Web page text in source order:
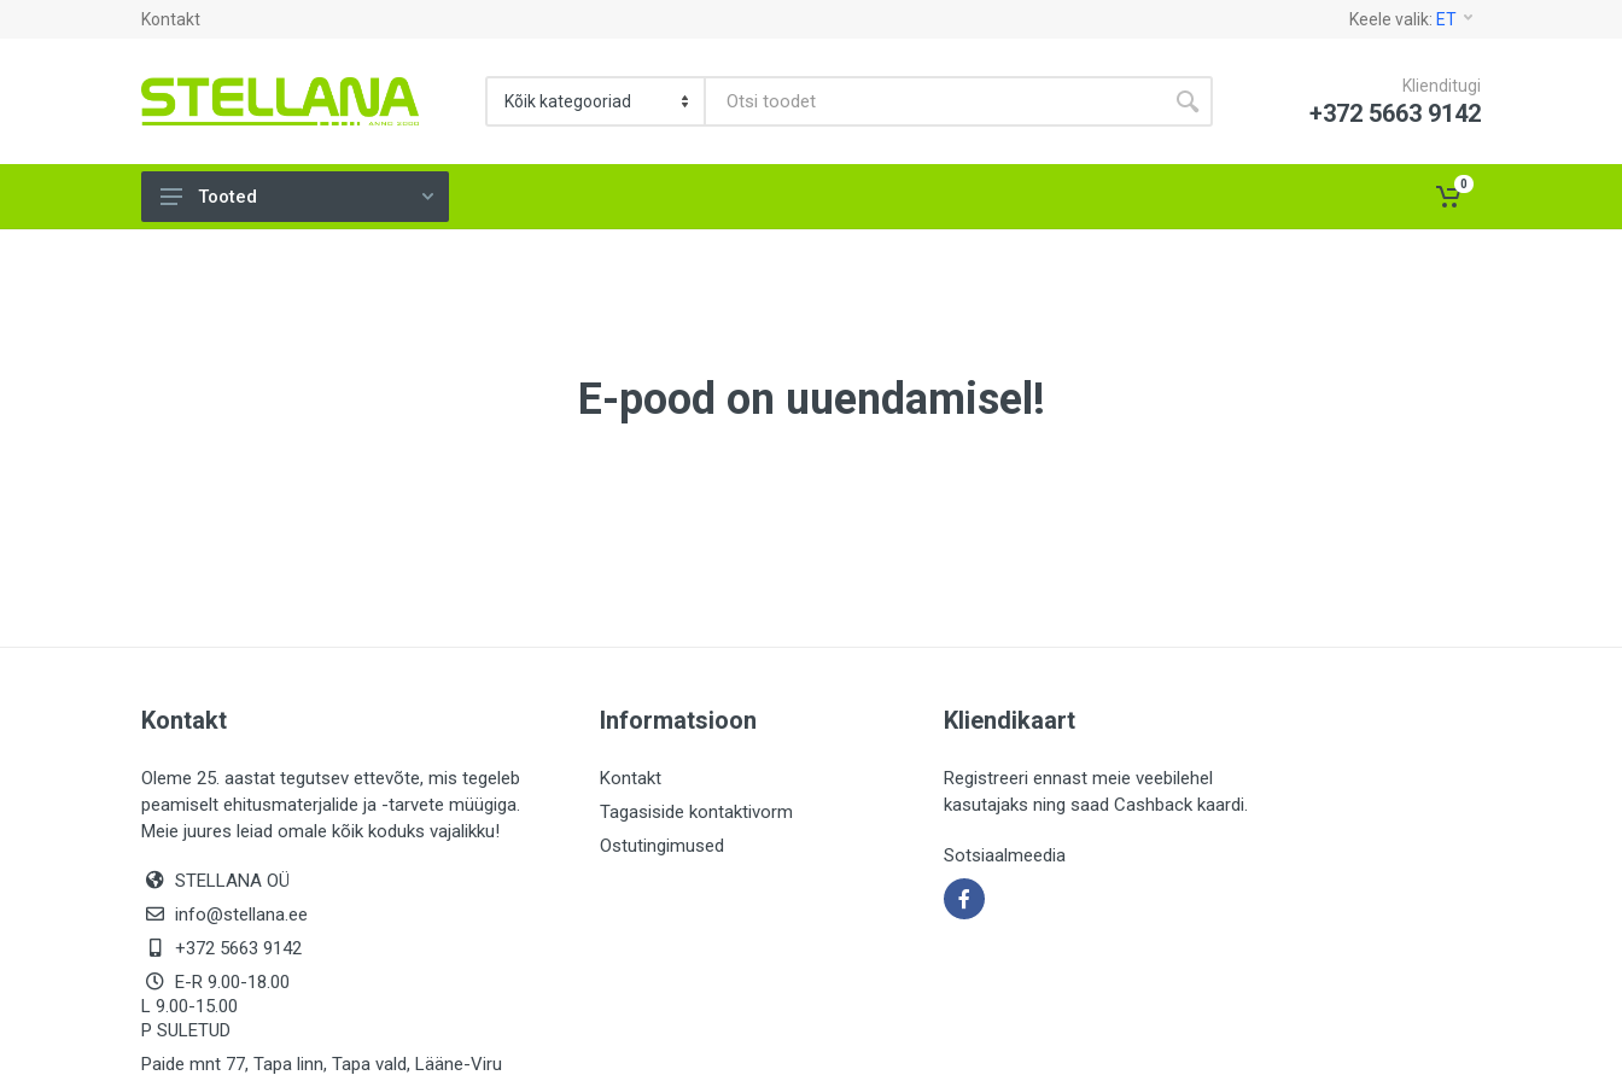
Kontakt Keele valik: ET
Klienditugi
+372 5663 9142
LIISTUD (183)
KIVID (31)
KATTED (132)
MAALRITARBED (1024)
SOOJUSTUS (16)
KEEMIA (220)
TÖÖRIIDED (117)
SAUN (8)
Tooted
0
E-pood on uuendamisel!
Kontakt
Oleme 25. aastat tegutsev ettevõte, mis tegeleb
peamiselt ehitusmaterjalide ja -tarvete müügiga.
Meie juures leiad omale kõik koduks vajalikku!
STELLANA OÜ
info@stellana.ee
+372 5663 9142
E-R 9.00-18.00
L 9.00-15.00
P SULETUD
Paide mnt 77, Tapa linn, Tapa vald, Lääne-Viru
Informatsioon
Kontakt
Tagasiside kontaktivorm
Ostutingimused
Kliendikaart
Registreeri ennast meie veebilehel
kasutajaks ning saad Cashback kaardi.
Sotsiaalmeedia